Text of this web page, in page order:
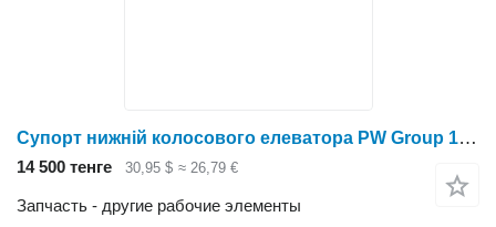
Супорт нижній колосового елеватора PW Group 191790C2 для зерноуборочного комбайна
14 500 тенге 30,95 $ ≈ 26,79 €
Запчасть - другие рабочие элементы